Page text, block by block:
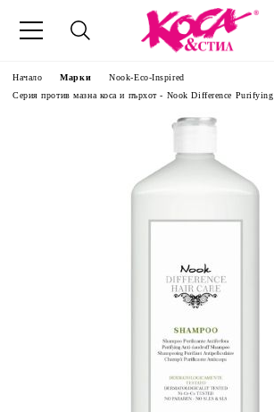
Начало Марки
Nook-Eco-Inspired
Серия против мазна коса и пърхот - Nook Difference Purifying